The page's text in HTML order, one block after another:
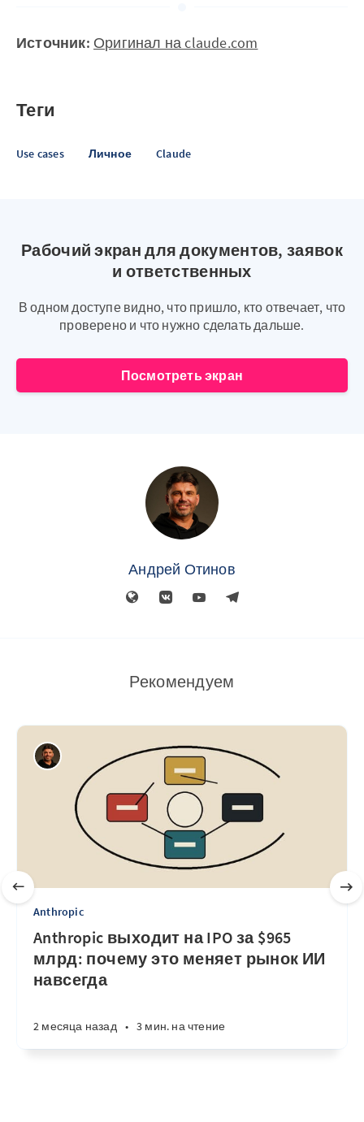
Источник: Оригинал на claude.com
Теги
Use cases Личное Claude
Рабочий экран для документов, заявок
и ответственных
В одном доступе видно, что пришло, кто отвечает, что
проверено и что нужно сделать дальше.
Посмотреть экран
Андрей Отинов
Рекомендуем
Anthropic
Anthropic выходит на IPO за $965
млрд: почему это меняет рынок ИИ
навсегда
2 месяца назад • 3 мин. на чтение